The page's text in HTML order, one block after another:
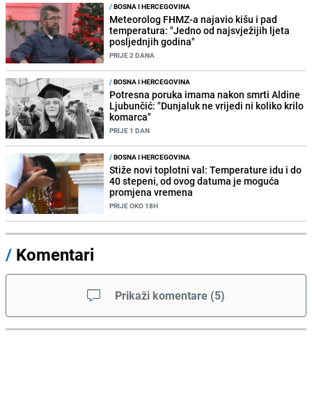
/BOSNA I HERCEGOVINA
Meteorolog FHMZ-a najavio kišu i pad
temperatura: "Jedno od najsvježijih ljeta
posljednjih godina"
PRIJE 2 DANA
/BOSNA I HERCEGOVINA
Potresna poruka imama nakon smrti Aldine
Ljubunčić: "Dunjaluk ne vrijedi ni koliko krilo
komarca"
PRIJE 1 DAN
/BOSNA I HERCEGOVINA
Stiže novi toplotni val: Temperature idu i do
40 stepeni, od ovog datuma je moguća
promjena vremena
PRIJE OKO 18H
/ Komentari
Prikaži komentare (5)